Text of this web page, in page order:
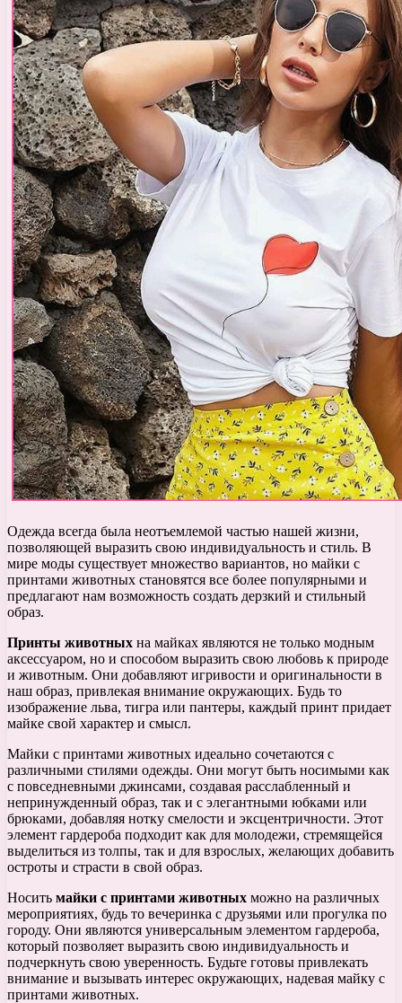
Одежда всегда была неотъемлемой частью нашей жизни,
позволяющей выразить свою индивидуальность и стиль. В
мире моды существует множество вариантов, но майки с
принтами животных становятся все более популярными и
предлагают нам возможность создать дерзкий и стильный
образ.
Принты животных на майках являются не только модным
аксессуаром, но и способом выразить свою любовь к природе
и животным. Они добавляют игривости и оригинальности в
наш образ, привлекая внимание окружающих. Будь то
изображение льва, тигра или пантеры, каждый принт придает
майке свой характер и смысл.
Майки с принтами животных идеально сочетаются с
различными стилями одежды. Они могут быть носимыми как
с повседневными джинсами, создавая расслабленный и
непринужденный образ, так и с элегантными юбками или
брюками, добавляя нотку смелости и эксцентричности. Этот
элемент гардероба подходит как для молодежи, стремящейся
выделиться из толпы, так и для взрослых, желающих добавить
остроты и страсти в свой образ.
Носить майки с принтами животных можно на различных
мероприятиях, будь то вечеринка с друзьями или прогулка по
городу. Они являются универсальным элементом гардероба,
который позволяет выразить свою индивидуальность и
подчеркнуть свою уверенность. Будьте готовы привлекать
внимание и вызывать интерес окружающих, надевая майку с
принтами животных.